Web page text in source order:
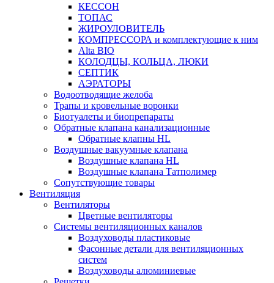
КЕССОН
ТОПАС
ЖИРОУЛОВИТЕЛЬ
КОМПРЕССОРА и комплектующие к ним
Alta BIO
КОЛОДЦЫ, КОЛЬЦА, ЛЮКИ
СЕПТИК
АЭРАТОРЫ
Водоотводящие желоба
Трапы и кровельные воронки
Биотуалеты и биопрепараты
Обратные клапана канализационные
Обратные клапны HL
Воздушные вакуумные клапана
Воздушные клапана HL
Воздушные клапана Татполимер
Сопутствующие товары
Вентиляция
Вентиляторы
Цветные вентиляторы
Системы вентиляционных каналов
Воздуховоды пластиковые
Фасонные детали для вентиляционных
систем
Воздуховоды алюминиевые